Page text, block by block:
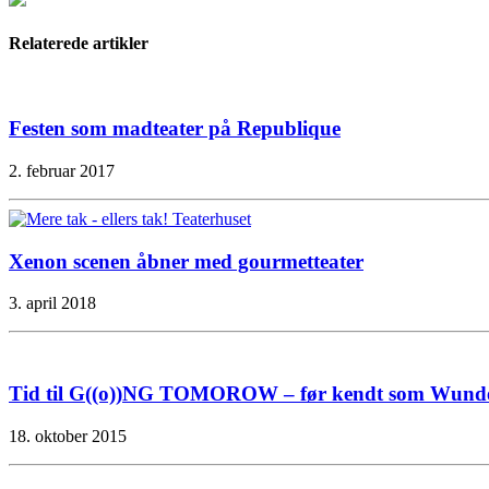
Relaterede artikler
Festen som madteater på Republique
2. februar 2017
Xenon scenen åbner med gourmetteater
3. april 2018
Tid til G((o))NG TOMOROW – før kendt som
18. oktober 2015